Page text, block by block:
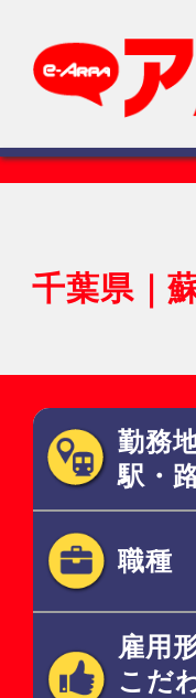
千葉県｜
勤務
駅・
職種
雇用
こだ